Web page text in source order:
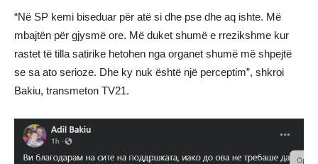
“Në SP kemi biseduar për atë si dhe pse dhe aq ishte. Më
mbajtën për gjysmë ore. Më duket shumë e rrezikshme kur
rastet të tilla satirike hetohen nga organet shumë më shpejtë
se sa ato serioze. Dhe ky nuk është një perceptim”, shkroi
Bakiu, transmeton TV21.